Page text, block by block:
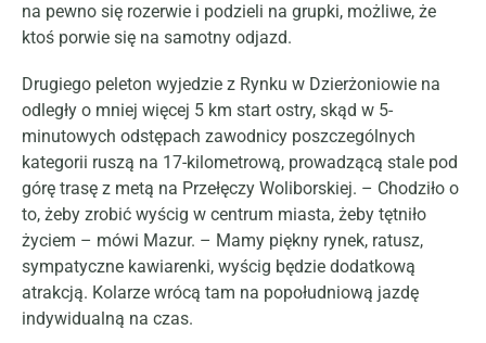
na pewno się rozerwie i podzieli na grupki, możliwe, że
ktoś porwie się na samotny odjazd.
Drugiego peleton wyjedzie z Rynku w Dzierżoniowie na
odległy o mniej więcej 5 km start ostry, skąd w 5-
minutowych odstępach zawodnicy poszczególnych
kategorii ruszą na 17-kilometrową, prowadzącą stale pod
górę trasę z metą na Przełęczy Woliborskiej. – Chodziło o
to, żeby zrobić wyścig w centrum miasta, żeby tętniło
życiem – mówi Mazur. – Mamy piękny rynek, ratusz,
sympatyczne kawiarenki, wyścig będzie dodatkową
atrakcją. Kolarze wrócą tam na popołudniową jazdę
indywidualną na czas.